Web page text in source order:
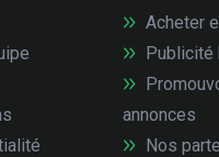
Acheter
Publicité
annonces
Nos